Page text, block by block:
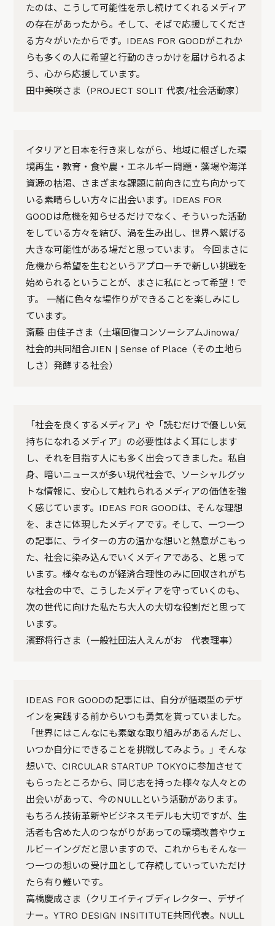
たのは、こうして可能性を示し続けてくれるメディア
の存在があったから。そして、そばで応援してくださ
る方々がいたからです。IDEAS FOR GOODがこれか
らも多くの人に希望と行動のきっかけを届けられるよ
う、心から応援しています。
田中美咲さま（PROJECT SOLIT 代表/社会活動家）
イタリアと日本を行き来しながら、地域に根ざした環
境再生・教育・食や農・エネルギー問題・藻場や海洋
資源の枯渇、さまざまな課題に前向きに立ち向かって
いる素晴らしい方々に出会います。IDEAS FOR
GOODは危機を知らせるだけでなく、そういった活動
をしている方々を結び、渦を生み出し、世界へ繋げる
大きな可能性がある場だと思っています。 今回まさに
危機から希望を生むというアプローチで新しい挑戦を
始められるということが、まさに私にとって希望！で
す。 一緒に色々な場作りができることを楽しみにし
ています。
斎藤 由佳子さま（土壌回復コンソーシアムJinowa/
社会的共同組合JIEN | Sense of Place（その土地ら
しさ）発酵する社会）
「社会を良くするメディア」や「読むだけで優しい気
持ちになれるメディア」の必要性はよく耳にします
し、それを目指す人にも多く出会ってきました。私自
身、暗いニュースが多い現代社会で、ソーシャルグッ
トな情報に、安心して触れられるメディアの価値を強
く感じています。IDEAS FOR GOODは、そんな理想
を、まさに体現したメディアです。そして、一つ一つ
の記事に、ライターの方の温かな想いと熱意がこもっ
た、社会に染み込んでいくメディアである、と思って
います。様々なものが経済合理性のみに回収されがち
な社会の中で、こうしたメディアを守っていくのも、
次の世代に向けた私たち大人の大切な役割だと思って
います。
濱野将行さま（一般社団法人えんがお 代表理事）
IDEAS FOR GOODの記事には、自分が循環型のデザ
インを実践する前からいつも勇気を貰っていました。
「世界にはこんなにも素敵な取り組みがあるんだし、
いつか自分にできることを挑戦してみよう。」そんな
想いで、CIRCULAR STARTUP TOKYOに参加させて
もらったところから、同じ志を持った様々な人々との
出会いがあって、今のNULLという活動があります。
もちろん技術革新やビジネスモデルも大切ですが、生
活者も含めた人のつながりがあっての環境改善やウェ
ルビーイングだと思いますので、これからもそんな一
つ一つの想いの受け皿として存続していっていただけ
たら有り難いです。
高橋慶成さま（クリエイティブディレクター、デザイ
ナー。YTRO DESIGN INSITITUTE共同代表。NULL